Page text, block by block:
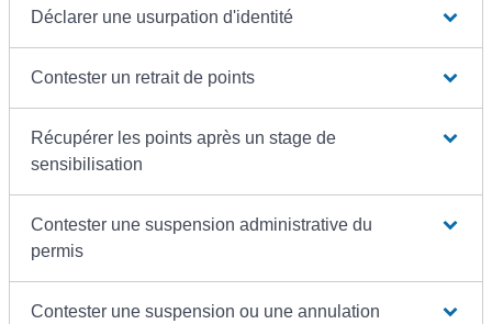
Déclarer une usurpation d'identité
Contester un retrait de points
Récupérer les points après un stage de
sensibilisation
Contester une suspension administrative du
permis
Contester une suspension ou une annulation